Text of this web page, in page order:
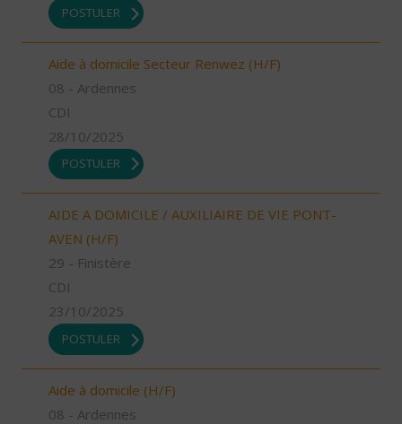
POSTULER
Aide à domicile Secteur Renwez (H/F)
08 - Ardennes
CDI
28/10/2025
POSTULER
AIDE A DOMICILE / AUXILIAIRE DE VIE PONT-
AVEN (H/F)
29 - Finistère
CDI
23/10/2025
POSTULER
Aide à domicile (H/F)
08 - Ardennes